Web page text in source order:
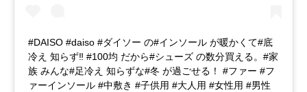
#DAISO #daiso #ダイソー の#インソール が暖かくて#底
冷え 知らず‼ #100均 だから#シューズ の数分買える。#家
族 みんな#足冷え 知らずな#冬 が過ごせる！ #ファー #フ
ァーインソール #中敷き #子供用 #大人用 #女性用 #男性